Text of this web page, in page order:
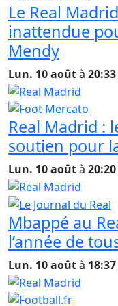
Le Real
inattendue
Mendy
Lun. 10 aoûtà 20:33
Real Madrid :
soutien pour
Lun. 10 aoûtà 20:20
Mbappé au
l’année de
Lun. 10 aoûtà 18:37